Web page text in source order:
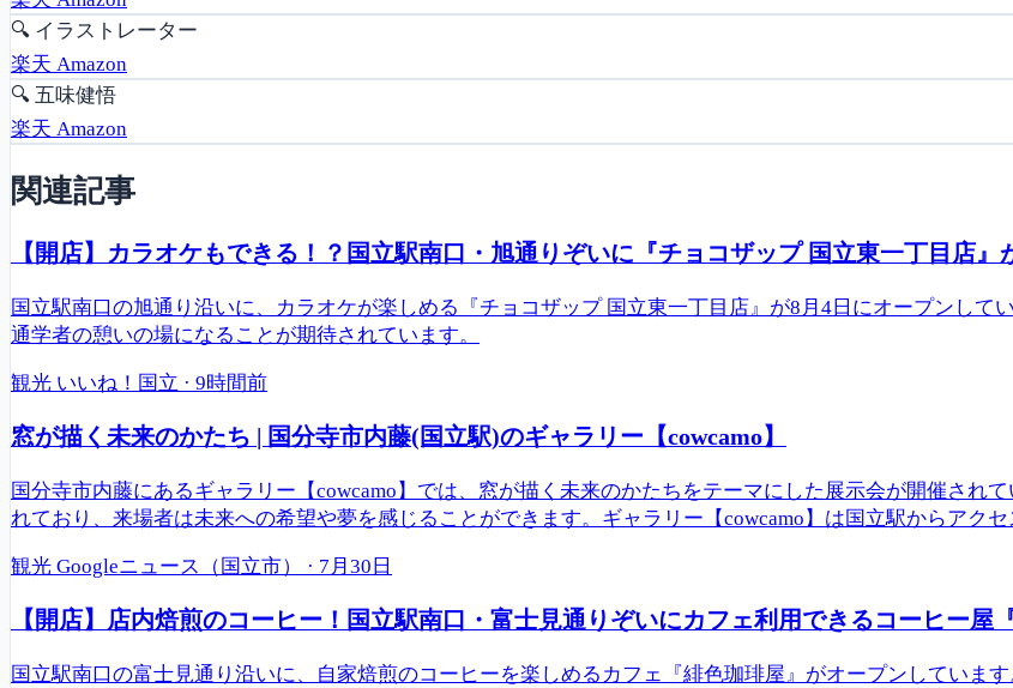
🔍 イラストレーター
楽天 Amazon
🔍 五味健悟
楽天 Amazon
関連記事
【開店】カラオケもできる！？国立駅南口・旭通りぞいに『チョコザップ 国立東一丁目店』
国立駅南口の旭通り沿いに、カラオケが楽しめる『チョコザップ 国立東一丁目店』が8月4日にオープンし
通学者の憩いの場になることが期待されています。
観光 いいね！国立 · 9時間前
窓が描く未来のかたち | 国分寺市内藤(国立駅)のギャラリー【cowcamo】
国分寺市内藤にあるギャラリー【cowcamo】では、窓が描く未来のかたちをテーマにした展示会が開催され
れており、来場者は未来への希望や夢を感じることができます。ギャラリー【cowcamo】は国立駅からアクセ
観光 Googleニュース（国立市） · 7月30日
【開店】店内焙煎のコーヒー！国立駅南口・富士見通りぞいにカフェ利用できるコーヒー屋
国立駅南口の富士見通り沿いに、自家焙煎のコーヒーを楽しめるカフェ『緋色珈琲屋』がオープンしていま